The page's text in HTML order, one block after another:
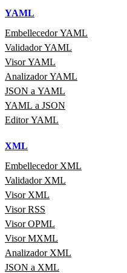
YAML
Embellecedor YAML
Validador YAML
Visor YAML
Analizador YAML
JSON a YAML
YAML a JSON
Editor YAML
XML
Embellecedor XML
Validador XML
Visor XML
Visor RSS
Visor OPML
Visor MXML
Analizador XML
JSON a XML